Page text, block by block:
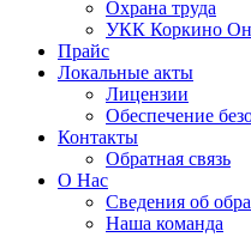
Охрана труда
УКК Коркино
Прайс
Локальные акты
Лицензии
Обеспечение
Контакты
Обратная связь
О Нас
Сведения об
Наша команда